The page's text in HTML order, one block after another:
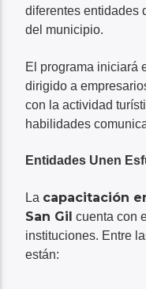
diferentes entidades
del municipio.
El programa iniciará
dirigido a
con la actividad
habilidades
Entidades Unen
La capacitación
San Gil cuenta con
instituciones. Entre
están: